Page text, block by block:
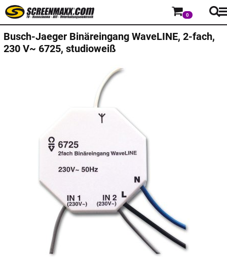
0
Busch-Jaeger Binäreingang WaveLINE, 2-fach,
230 V~ 6725, studioweiß